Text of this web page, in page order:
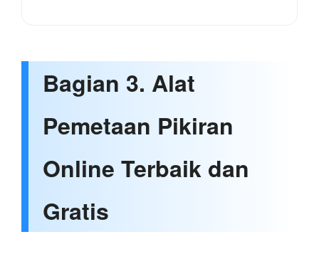
Bagian 3. Alat
Pemetaan Pikiran
Online Terbaik dan
Gratis